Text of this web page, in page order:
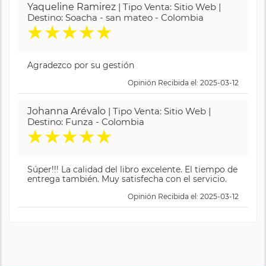
Yaqueline Ramirez | Tipo Venta: Sitio Web |
Destino: Soacha - san mateo - Colombia
★★★★★
Agradezco por su gestión
Opinión Recibida el: 2025-03-12
Johanna Arévalo | Tipo Venta: Sitio Web |
Destino: Funza - Colombia
★★★★★
Súper!!! La calidad del libro excelente. El tiempo de
entrega también. Muy satisfecha con el servicio.
Opinión Recibida el: 2025-03-12